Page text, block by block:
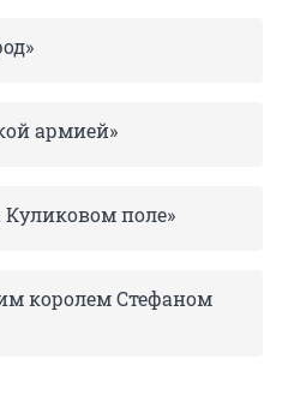
армией»
поле»
королем Стефаном